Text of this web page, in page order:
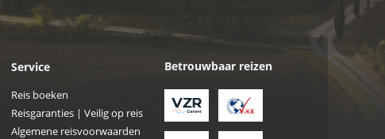
Service
Reis boeken
Reisgaranties | Veilig op reis
Algemene reisvoorwaarden
Betrouwbaar reizen